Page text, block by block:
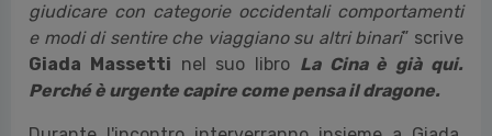
giudicare con categorie occidentali comportamenti
e modi di sentire che viaggiano su altri binari” scrive
Giada Massetti nel suo libro La Cina è già qui.
Perché è urgente capire come pensa il dragone.